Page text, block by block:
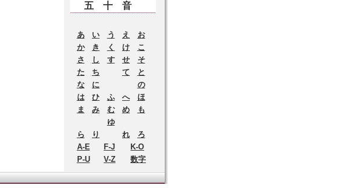
五十音
あ い う え
お
か
き く け
こ
さ
し す せ
そ
た
ち て
と
な
に
の
は
ひ ふ へ
ほ
ま
み む め
も
ゆ
ら
り れ
ろ
A-E
F-J
K-O
P-U
V-Z 数字